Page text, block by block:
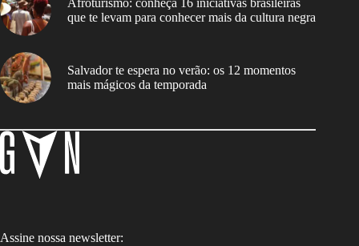
Afroturismo: conheça 16 iniciativas brasileiras
que te levam para conhecer mais da cultura negra
Salvador te espera no verão: os 12 momentos
mais mágicos da temporada
Assine nossa newsletter: